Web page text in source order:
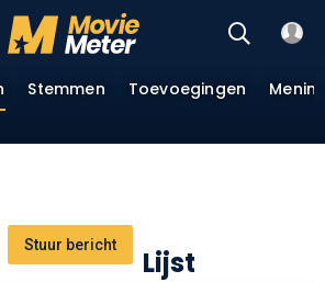
Stuur bericht
Stemmen Toevoegingen
Lijst